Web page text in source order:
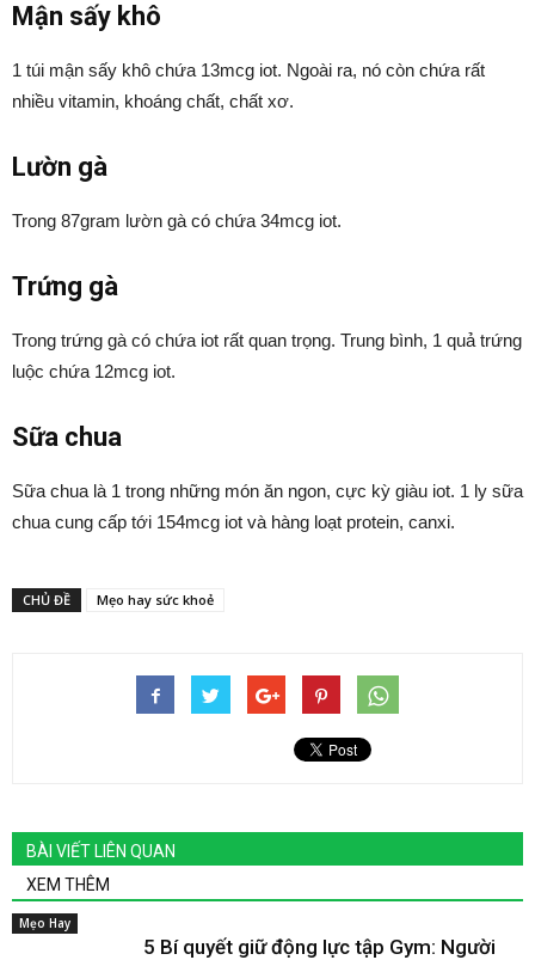
Mận sấy khô
1 túi mận sấy khô chứa 13mcg iot. Ngoài ra, nó còn chứa rất
nhiều vitamin, khoáng chất, chất xơ.
Lườn gà
Trong 87gram lườn gà có chứa 34mcg iot.
Trứng gà
Trong trứng gà có chứa iot rất quan trọng. Trung bình, 1 quả trứng
luộc chứa 12mcg iot.
Sữa chua
Sữa chua là 1 trong những món ăn ngon, cực kỳ giàu iot. 1 ly sữa
chua cung cấp tới 154mcg iot và hàng loạt protein, canxi.
CHỦ ĐỀ Mẹo hay sức khoẻ
BÀI VIẾT LIÊN QUAN
XEM THÊM
Mẹo Hay
5 Bí quyết giữ động lực tập Gym: Người